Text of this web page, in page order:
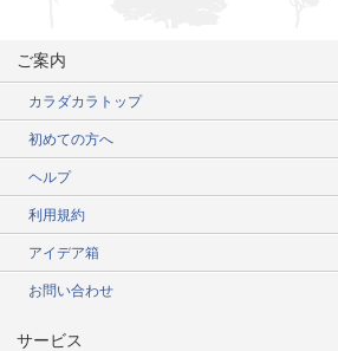
ご案内
カラダカラトップ
初めての方へ
ヘルプ
利用規約
アイデア箱
お問い合わせ
サービス